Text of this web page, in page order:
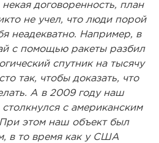
договоренность, план
не учел, что люди порой
неадекватно. Например, в
с помощью ракеты разбил
спутник на тысячу
так, чтобы доказать, что
А в 2009 году наш
с американским
этом наш объект был
в то время как у США